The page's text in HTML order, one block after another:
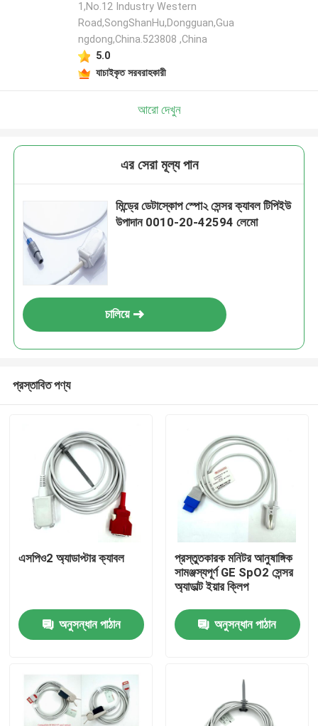
আমাদের সম্পর্কে
1,No.12 Industry Western
Road,SongShanHu,Dongguan,Gua
ngdong,China.523808 ,China
5.0
যাচাইকৃত সরবরাহকারী
আরো দেখুন
এর সেরা মূল্য পান
মিন্ড্রে ডেটাস্কোপ স্পো২ সেন্সর ক্যাবল টিপিইউ
উপাদান 0010-20-42594 লেমো
চালিয়ে
প্রস্তাবিত পণ্য
এসপিও2 অ্যাডাপ্টার ক্যাবল
অনুসন্ধান পাঠান
প্রস্তুতকারক মনিটর আনুষাঙ্গিক
সামঞ্জস্যপূর্ণ GE SpO2 সেন্সর
অ্যাডাল্ট ইয়ার ক্লিপ
অনুসন্ধান পাঠান